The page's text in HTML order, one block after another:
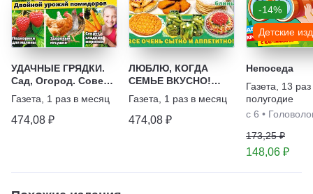
УДАЧНЫЕ ГРЯДКИ.
Сад, Огород. Советы
и хитрости. От
посадки до сбора +
Цветы и Подворье
Газета 1 раз в месяц
474,08 ₽
ЛЮБЛЮ, КОГДА
СЕМЬЕ ВКУСНО!
Вкусные рецепты,
Пироги, Горячее +
Салаты и Заготовки
Газета 1 раз в месяц
474,08 ₽
-14%
Детские
Непоседа
Газета
13 раз
полугодие
с 6 •
173,25 ₽
148,06 ₽